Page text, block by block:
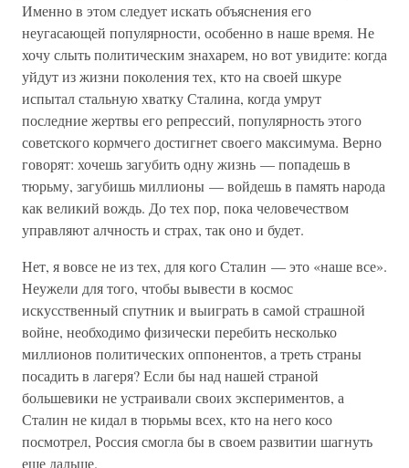
Именно в этом следует искать объяснения его
неугасающей популярности, особенно в наше время. Не
хочу слыть политическим знахарем, но вот увидите: когда
уйдут из жизни поколения тех, кто на своей шкуре
испытал стальную хватку Сталина, когда умрут
последние жертвы его репрессий, популярность этого
советского кормчего достигнет своего максимума. Верно
говорят: хочешь загубить одну жизнь — попадешь в
тюрьму, загубишь миллионы — войдешь в память народа
как великий вождь. До тех пор, пока человечеством
управляют алчность и страх, так оно и будет.
Нет, я вовсе не из тех, для кого Сталин — это «наше все».
Неужели для того, чтобы вывести в космос
искусственный спутник и выиграть в самой страшной
войне, необходимо физически перебить несколько
миллионов политических оппонентов, а треть страны
посадить в лагеря? Если бы над нашей страной
большевики не устраивали своих экспериментов, а
Сталин не кидал в тюрьмы всех, кто на него косо
посмотрел, Россия смогла бы в своем развитии шагнуть
еще дальше.